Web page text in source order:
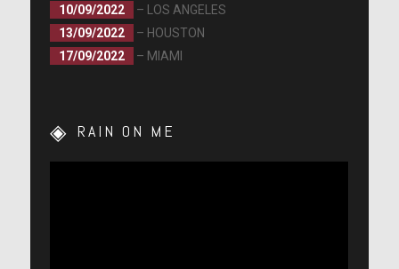
10/09/2022
– LOS ANGELES
13/09/2022
– HOUSTON
17/09/2022
– MIAMI
RAIN ON ME